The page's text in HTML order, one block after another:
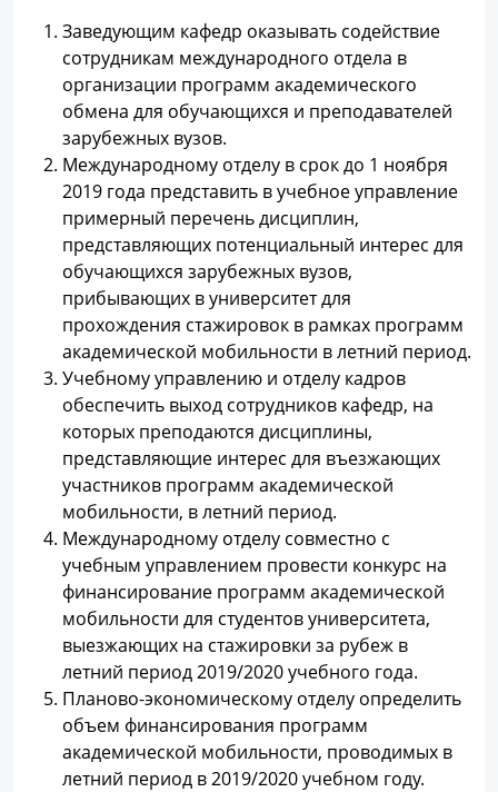
Заведующим кафедр оказывать содействие
сотрудникам международного отдела в
организации программ академического
обмена для обучающихся и преподавателей
зарубежных вузов.
Международному отделу в срок до 1 ноября
2019 года представить в учебное управление
примерный перечень дисциплин,
представляющих потенциальный интерес для
обучающихся зарубежных вузов,
прибывающих в университет для
прохождения стажировок в рамках программ
академической мобильности в летний период.
Учебному управлению и отделу кадров
обеспечить выход сотрудников кафедр, на
которых преподаются дисциплины,
представляющие интерес для въезжающих
участников программ академической
мобильности, в летний период.
Международному отделу совместно с
учебным управлением провести конкурс на
финансирование программ академической
мобильности для студентов университета,
выезжающих на стажировки за рубеж в
летний период 2019/2020 учебного года.
Планово-экономическому отделу определить
объем финансирования программ
академической мобильности, проводимых в
летний период в 2019/2020 учебном году.